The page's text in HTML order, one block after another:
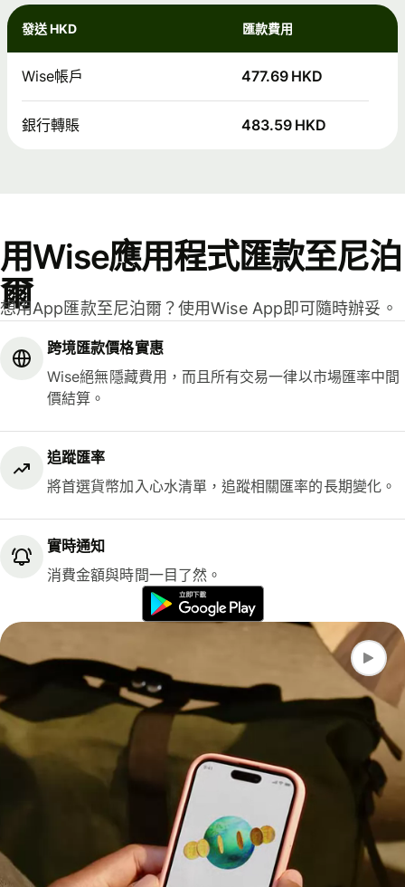
發送 HKD 匯款費用
Wise帳戶 477.69 HKD
銀行轉賬 483.59 HKD
用Wise應用程式匯款至尼泊
爾
想用App匯款至尼泊爾？使用Wise App即可隨時辦妥。
跨境匯款價格實惠
Wise絕無隱藏費用，而且所有交易一律以市場匯率中間
價結算。
追蹤匯率
將首選貨幣加入心水清單，追蹤相關匯率的長期變化。
實時通知
消費金額與時間一目了然。